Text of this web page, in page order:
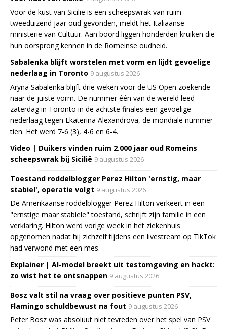
Voor de kust van Sicilië is een scheepswrak van ruim
tweeduizend jaar oud gevonden, meldt het Italiaanse
ministerie van Cultuur. Aan boord liggen honderden kruiken die
hun oorsprong kennen in de Romeinse oudheid.
Sabalenka blijft worstelen met vorm en lijdt gevoelige
nederlaag in Toronto 9 augustus 2026
Aryna Sabalenka blijft drie weken voor de US Open zoekende
naar de juiste vorm. De nummer één van de wereld leed
zaterdag in Toronto in de achtste finales een gevoelige
nederlaag tegen Ekaterina Alexandrova, de mondiale nummer
tien. Het werd 7-6 (3), 4-6 en 6-4.
Video | Duikers vinden ruim 2.000 jaar oud Romeins
scheepswrak bij Sicilië 9 augustus 2026
Toestand roddelblogger Perez Hilton 'ernstig, maar
stabiel', operatie volgt 9 augustus 2026
De Amerikaanse roddelblogger Perez Hilton verkeert in een
"ernstige maar stabiele" toestand, schrijft zijn familie in een
verklaring. Hilton werd vorige week in het ziekenhuis
opgenomen nadat hij zichzelf tijdens een livestream op TikTok
had verwond met een mes.
Explainer | AI-model breekt uit testomgeving en hackt:
zo wist het te ontsnappen 9 augustus 2026
Bosz valt stil na vraag over positieve punten PSV,
Flamingo schuldbewust na fout 9 augustus 2026
Peter Bosz was absoluut niet tevreden over het spel van PSV